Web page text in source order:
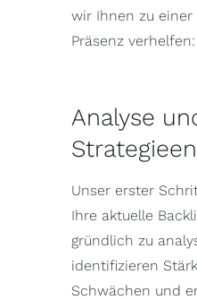
wir Ihnen zu
Präsenz verhelfen:
Analyse
Unser erster
Ihre aktuelle
gründlich zu
identifizieren
Schwächen und